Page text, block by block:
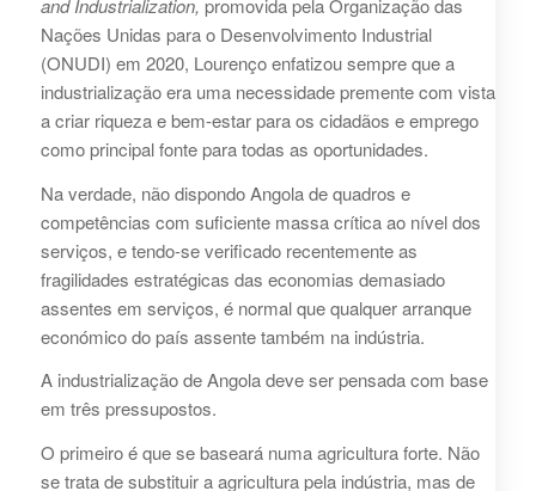
and Industrialization, promovida pela Organização das
Nações Unidas para o Desenvolvimento Industrial
(ONUDI) em 2020, Lourenço enfatizou sempre que a
industrialização era uma necessidade premente com vista
a criar riqueza e bem-estar para os cidadãos e emprego
como principal fonte para todas as oportunidades.
Na verdade, não dispondo Angola de quadros e
competências com suficiente massa crítica ao nível dos
serviços, e tendo-se verificado recentemente as
fragilidades estratégicas das economias demasiado
assentes em serviços, é normal que qualquer arranque
económico do país assente também na indústria.
A industrialização de Angola deve ser pensada com base
em três pressupostos.
O primeiro é que se baseará numa agricultura forte. Não
se trata de substituir a agricultura pela indústria, mas de